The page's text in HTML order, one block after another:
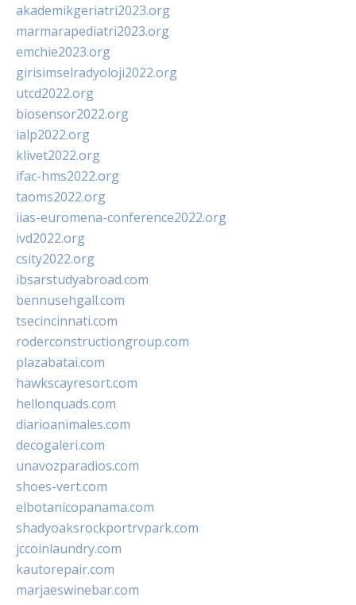
akademikgeriatri2023.org
marmarapediatri2023.org
emchie2023.org
girisimselradyoloji2022.org
utcd2022.org
biosensor2022.org
ialp2022.org
klivet2022.org
ifac-hms2022.org
taoms2022.org
iias-euromena-conference2022.org
ivd2022.org
csity2022.org
ibsarstudyabroad.com
bennusehgall.com
tsecincinnati.com
roderconstructiongroup.com
plazabatai.com
hawkscayresort.com
hellonquads.com
diarioanimales.com
decogaleri.com
unavozparadios.com
shoes-vert.com
elbotanicopanama.com
shadyoaksrockportrvpark.com
jccoinlaundry.com
kautorepair.com
marjaeswinebar.com